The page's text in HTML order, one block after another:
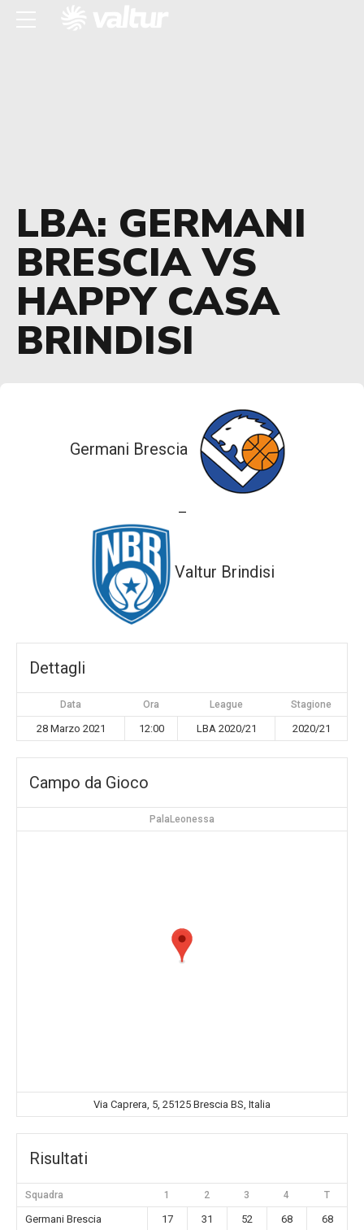
LBA: GERMANI
BRESCIA VS
HAPPY CASA
BRINDISI
Germani Brescia
—
Valtur Brindisi
Dettagli
Data Ora League Stagione
28 Marzo 2021 12:00 LBA 2020/21 2020/21
Campo da Gioco
PalaLeonessa
Via Caprera, 5, 25125 Brescia BS, Italia
Risultati
Squadra 1 2 3 4 T
Germani Brescia 17 31 52 68
68